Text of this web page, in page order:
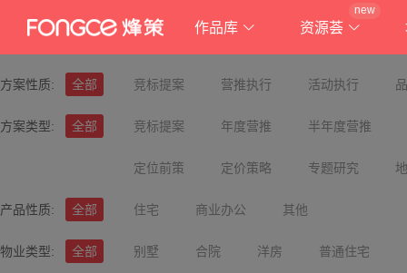
作品库 资源荟
new
方案性质: 全部 竞标提案 营推执行 活动执行
方案类型: 全部 竞标提案 年度营推 半年度营推
定位前策 定价策略 专题研究
产品性质: 全部 住宅 商业办公 其他
物业类型: 全部 别墅 合院 洋房 普通住宅